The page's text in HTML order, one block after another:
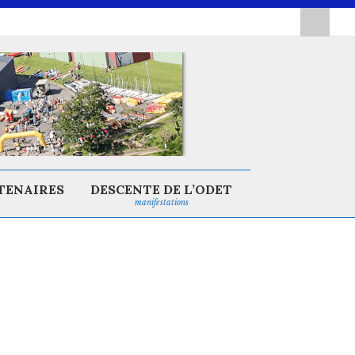
manifestations
DESCENTE DE L’ODET